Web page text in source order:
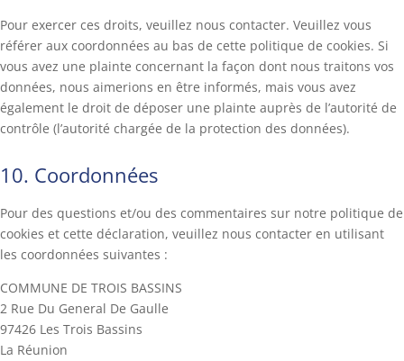
Pour exercer ces droits, veuillez nous contacter. Veuillez vous
référer aux coordonnées au bas de cette politique de cookies. Si
vous avez une plainte concernant la façon dont nous traitons vos
données, nous aimerions en être informés, mais vous avez
également le droit de déposer une plainte auprès de l’autorité de
contrôle (l’autorité chargée de la protection des données).
10. Coordonnées
Pour des questions et/ou des commentaires sur notre politique de
cookies et cette déclaration, veuillez nous contacter en utilisant
les coordonnées suivantes :
COMMUNE DE TROIS BASSINS
2 Rue Du General De Gaulle
97426 Les Trois Bassins
La Réunion